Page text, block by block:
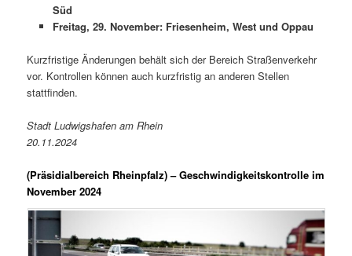
Süd
Freitag, 29. November: Friesenheim, West und Oppau
Kurzfristige Änderungen behält sich der Bereich Straßenverkehr
vor. Kontrollen können auch kurzfristig an anderen Stellen
stattfinden.
Stadt Ludwigshafen am Rhein
20.11.2024
(Präsidialbereich Rheinpfalz)– Geschwindigkeitskontrolle im
November 2024